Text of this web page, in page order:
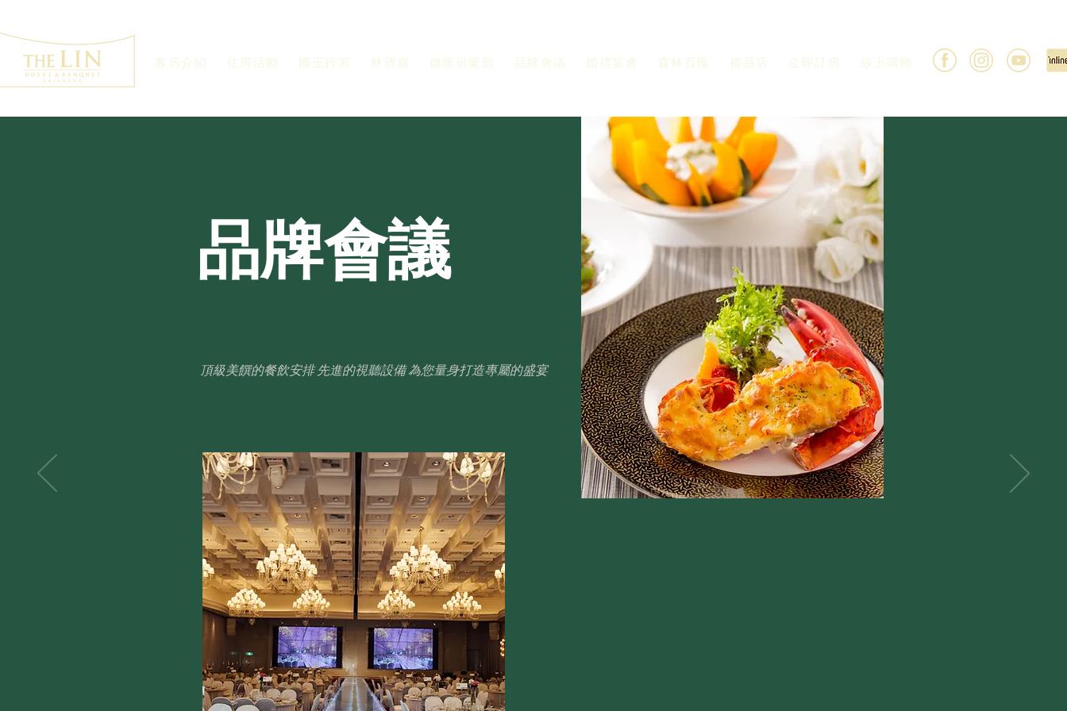
客房介紹 住房活動 國王行宮 林酒廊 健康俱樂部 品牌會議 婚禮宴會 森林百匯 禮品店 立即訂房 線上購物
品牌會議
​頂級美饌的餐飲安排 先進的視聽設備 為您量身打造專屬的盛宴